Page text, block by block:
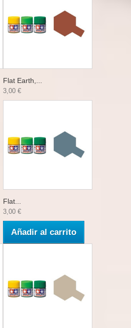
Flat Earth,...
3,00 €
Flat...
3,00 €
Añadir al carrito